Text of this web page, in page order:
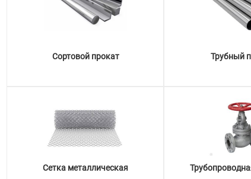
Сортовой прокат Трубный
Сетка металлическая